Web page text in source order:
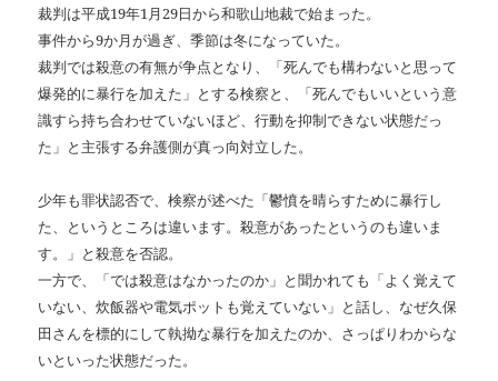
裁判は平成19年1月29日から和歌山地裁で始まった。
事件から9か月が過ぎ、季節は冬になっていた。
裁判では殺意の有無が争点となり、「死んでも構わないと思って
爆発的に暴行を加えた」とする検察と、「死んでもいいという意
識すら持ち合わせていないほど、行動を抑制できない状態だっ
た」と主張する弁護側が真っ向対立した。
少年も罪状認否で、検察が述べた「鬱憤を晴らすために暴行し
た、というところは違います。殺意があったというのも違いま
す。」と殺意を否認。
一方で、「では殺意はなかったのか」と聞かれても「よく覚えて
いない、炊飯器や電気ポットも覚えていない」と話し、なぜ久保
田さんを標的にして執拗な暴行を加えたのか、さっぱりわからな
いといった状態だった。